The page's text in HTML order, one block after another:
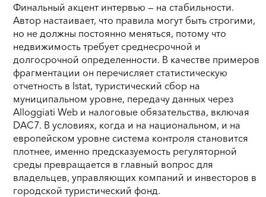
Финальный акцент интервью — на стабильности.
Автор настаивает, что правила могут быть строгими,
но не должны постоянно меняться, потому что
недвижимость требует среднесрочной и
долгосрочной определенности. В качестве примеров
фрагментации он перечисляет статистическую
отчетность в Istat, туристический сбор на
муниципальном уровне, передачу данных через
Alloggiati Web и налоговые обязательства, включая
DAC7. В условиях, когда и на национальном, и на
европейском уровне система контроля становится
плотнее, именно предсказуемость регуляторной
среды превращается в главный вопрос для
владельцев, управляющих компаний и инвесторов в
городской туристический фонд.